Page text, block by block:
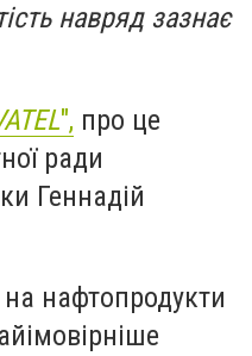
навряд зазнає
", про це
ради
Геннадій
нафтопродукти